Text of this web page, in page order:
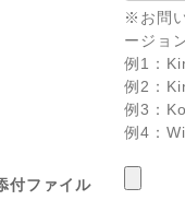
※お問
ージョ
例1：
例2：
例3：
例4：
付ファイル